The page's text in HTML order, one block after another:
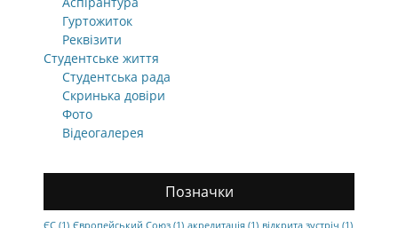
Гуртожиток
Реквізити
Студентське життя
Студентська рада
Скринька довіри
Фото
Відеогалерея
Позначки
ЄС (1) Європейський Союз (1) акредитація (1) відкрита зустріч (1)